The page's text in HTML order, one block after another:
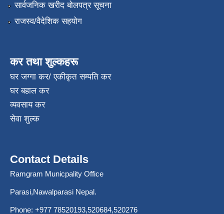
सार्वजनिक खरीद बोलपत्र सूचना
राजस्व/वैदेशिक सहयोग
कर तथा शुल्कहरू
घर जग्गा कर/ एकीकृत सम्पति कर
घर बहाल कर
व्यवसाय कर
सेवा शुल्क
Contact Details
Ramgram Municpality Office
Parasi,Nawalparasi Nepal.
Phone: +977 78520193,520684,520276